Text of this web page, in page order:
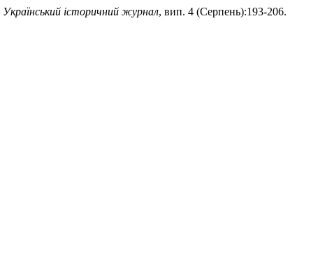
Український історичний журнал, вип. 4 (Серпень):193-206.